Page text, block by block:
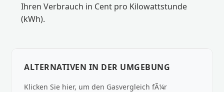
Ihren Verbrauch in Cent pro Kilowattstunde
(kWh).
ALTERNATIVEN IN DER UMGEBUNG
Klicken Sie hier, um den Gasvergleich fÃ¼r